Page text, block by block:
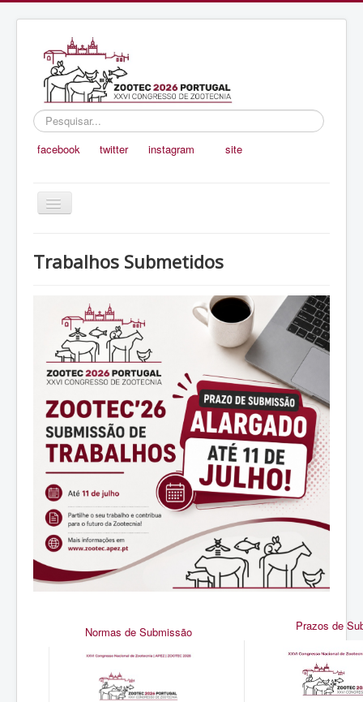
Pesquisar...
facebook twitter instagram site
Ativar/Desativar
Organização
Submissão de Trabalhos
Prémios
Inscrições
Localização
Patrocínios
Alojamento
Contactos
Edições Anteriores
Trabalhos Submetidos
Normas de Submissão Prazos de